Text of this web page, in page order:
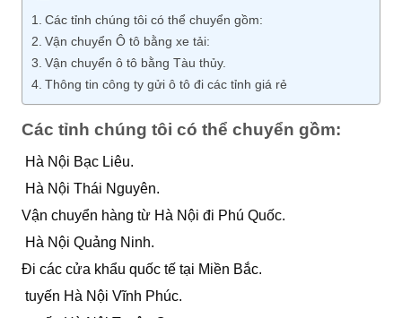
Các tỉnh chúng tôi có thể chuyển gồm:
Vận chuyển Ô tô bằng xe tải:
Vận chuyển ô tô bằng Tàu thủy.
Thông tin công ty gửi ô tô đi các tỉnh giá rẻ
Các tỉnh chúng tôi có thể chuyển gồm:
Hà Nội Bạc Liêu.
Hà Nội Thái Nguyên.
Vận chuyển hàng từ Hà Nội đi Phú Quốc.
Hà Nội Quảng Ninh.
Đi các cửa khẩu quốc tế tại Miền Bắc.
tuyến Hà Nội Vĩnh Phúc.